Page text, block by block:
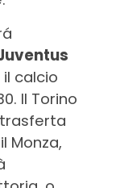
il calcio
Il Torino
Monza,